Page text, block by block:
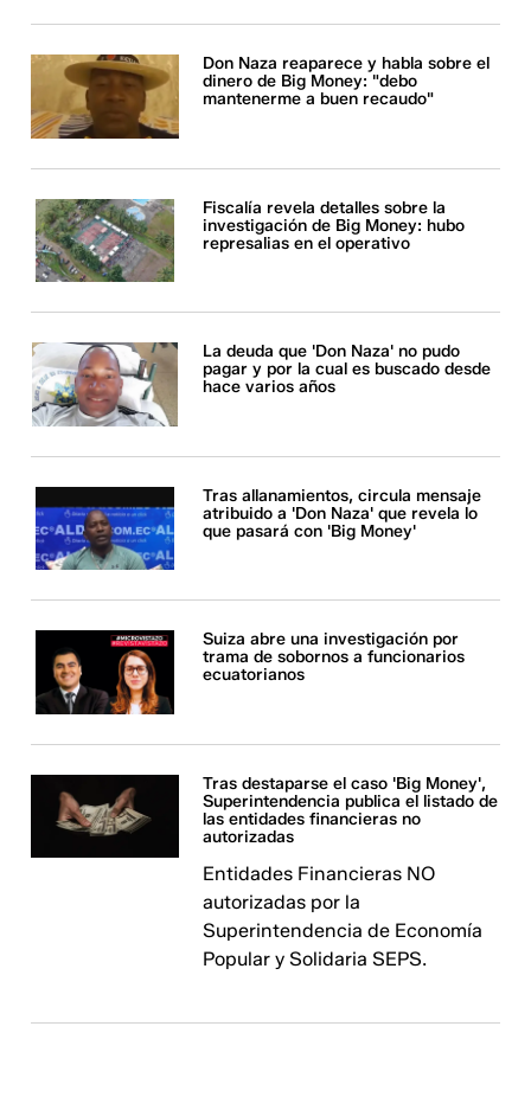
Don Naza reaparece y habla sobre el
dinero de Big Money: "debo
mantenerme a buen recaudo"
Fiscalía revela detalles sobre la
investigación de Big Money: hubo
represalias en el operativo
La deuda que 'Don Naza' no pudo
pagar y por la cual es buscado desde
hace varios años
Tras allanamientos, circula mensaje
atribuido a 'Don Naza' que revela lo
que pasará con 'Big Money'
Suiza abre una investigación por
trama de sobornos a funcionarios
ecuatorianos
Tras destaparse el caso 'Big Money',
Superintendencia publica el listado de
las entidades financieras no
autorizadas
Entidades Financieras NO
autorizadas por la
Superintendencia de Economía
Popular y Solidaria SEPS.